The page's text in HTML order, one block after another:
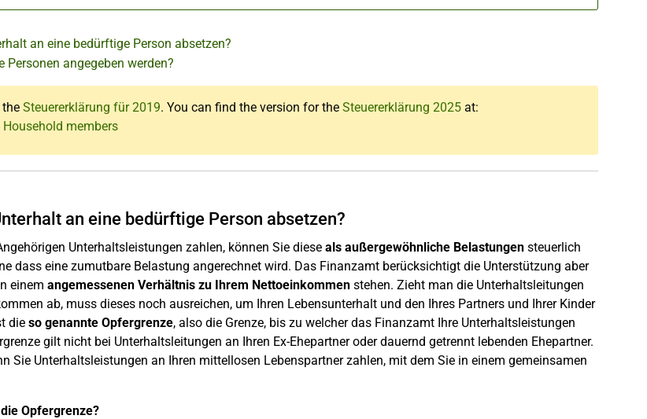
an eine bedürftige Person absetzen?
Personen angegeben werden?
Steuererklärung für 2019. You can find the version for the Steuererklärung 2025 at:
members
an eine bedürftige Person absetzen?
Unterhaltsleistungen zahlen, können Sie diese als außergewöhnliche Belastungen steuerlich
dass eine zumutbare Belastung angerechnet wird. Das Finanzamt berücksichtigt die Unterstützung aber
einem angemessenen Verhältnis zu Ihrem Nettoeinkommen stehen. Zieht man die Unterhaltsleitungen
ab, muss dieses noch ausreichen, um Ihren Lebensunterhalt und den Ihres Partners und Ihrer Kinder
die so genannte Opfergrenze, also die Grenze, bis zu welcher das Finanzamt Ihre Unterhaltsleistungen
gilt nicht bei Unterhaltsleitungen an Ihren Ex-Ehepartner oder dauernd getrennt lebenden Ehepartner.
Sie Unterhaltsleistungen an Ihren mittellosen Lebenspartner zahlen, mit dem Sie in einem gemeinsamen
Opfergrenze?